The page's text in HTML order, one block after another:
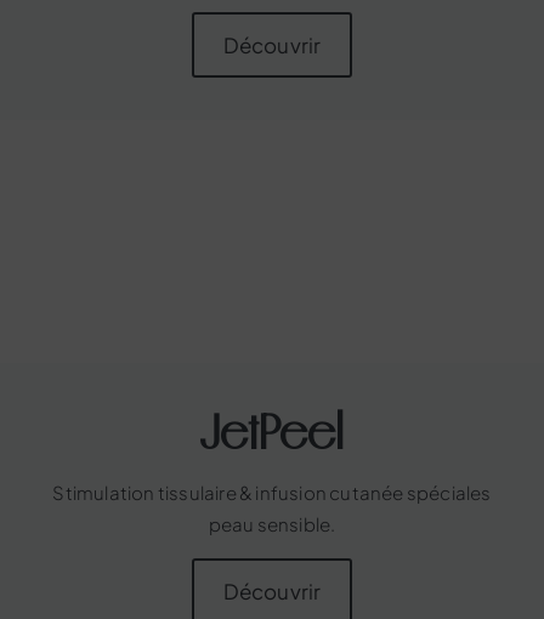
Découvrir
JetPeel
Stimulation tissulaire & infusion cutanée spéciales
peau sensible.
Découvrir